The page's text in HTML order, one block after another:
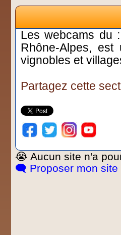
Les webcams du
Rhône-Alpes,
vignobles et
Partagez cette
😭 Aucun site n'a
🗨️ Proposer mon site